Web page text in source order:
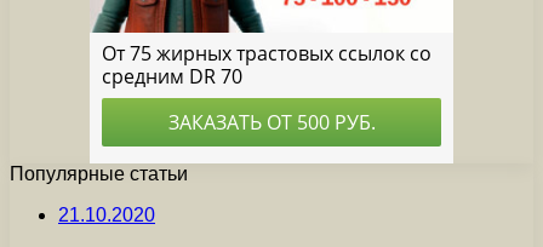
Популярные статьи
21.10.2020